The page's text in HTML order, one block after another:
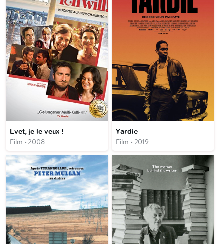
Evet, je le veux !
Film • 2008
Yardie
Film • 2019